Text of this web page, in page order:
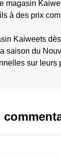
magasin
à des prix
Kaiweets
saison du
sur leurs